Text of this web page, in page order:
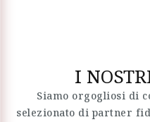
I
Siamo orgogliosi di
selezionato di partner